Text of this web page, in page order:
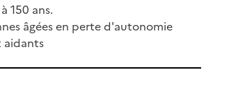
150 ans.
âgées en perte d'autonomie
aidants